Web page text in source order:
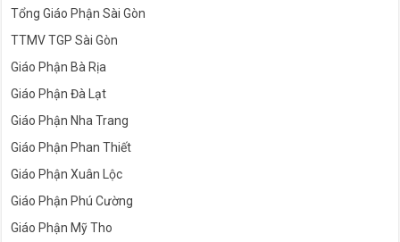
Tổng Giáo Phận Sài Gòn
TTMV TGP Sài Gòn
Giáo Phận Bà Rịa
Giáo Phận Đà Lạt
Giáo Phận Nha Trang
Giáo Phận Phan Thiết
Giáo Phận Xuân Lộc
Giáo Phận Phú Cường
Giáo Phận Mỹ Tho